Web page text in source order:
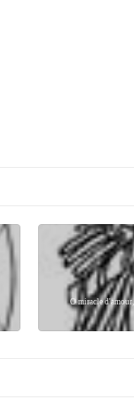
O miracle